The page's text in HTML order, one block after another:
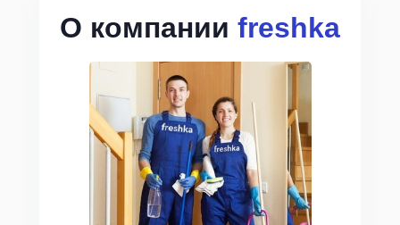
О компании freshka